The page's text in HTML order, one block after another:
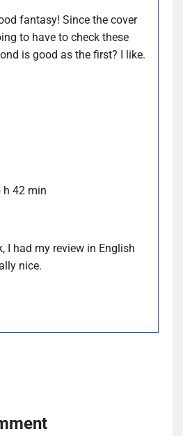
fantasy! Since the cover
to have to check these
is good as the first? I like.
h 42 min
I had my review in English
nice.